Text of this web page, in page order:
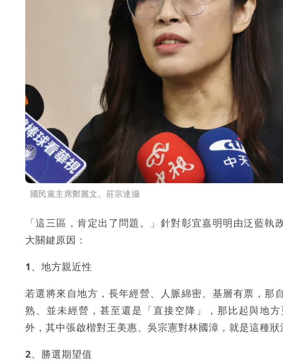
國民黨主席鄭麗文。莊宗達攝
「這三區，肯定出了問題。」針對彰宜嘉明明由泛藍
大關鍵原因：
1、地方親近性
若選將來自地方，長年經營、人脈綿密、基層有票，那
熟、並未經營，甚至還是「直接空降」，那比起與地
外，其中張啟楷對王美惠、吳宗憲對林國漳，就是這種狀
2、勝選期望值